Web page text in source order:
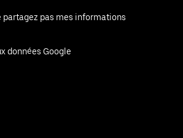
partagez pas mes informations
données Google